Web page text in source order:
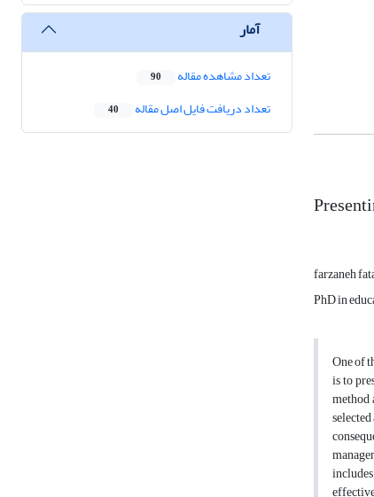
farzaneh
PhD in
One of
is to
method
آمار
تعداد مشاهده مقاله 90
تعداد دریافت فایل اصل مقاله 40